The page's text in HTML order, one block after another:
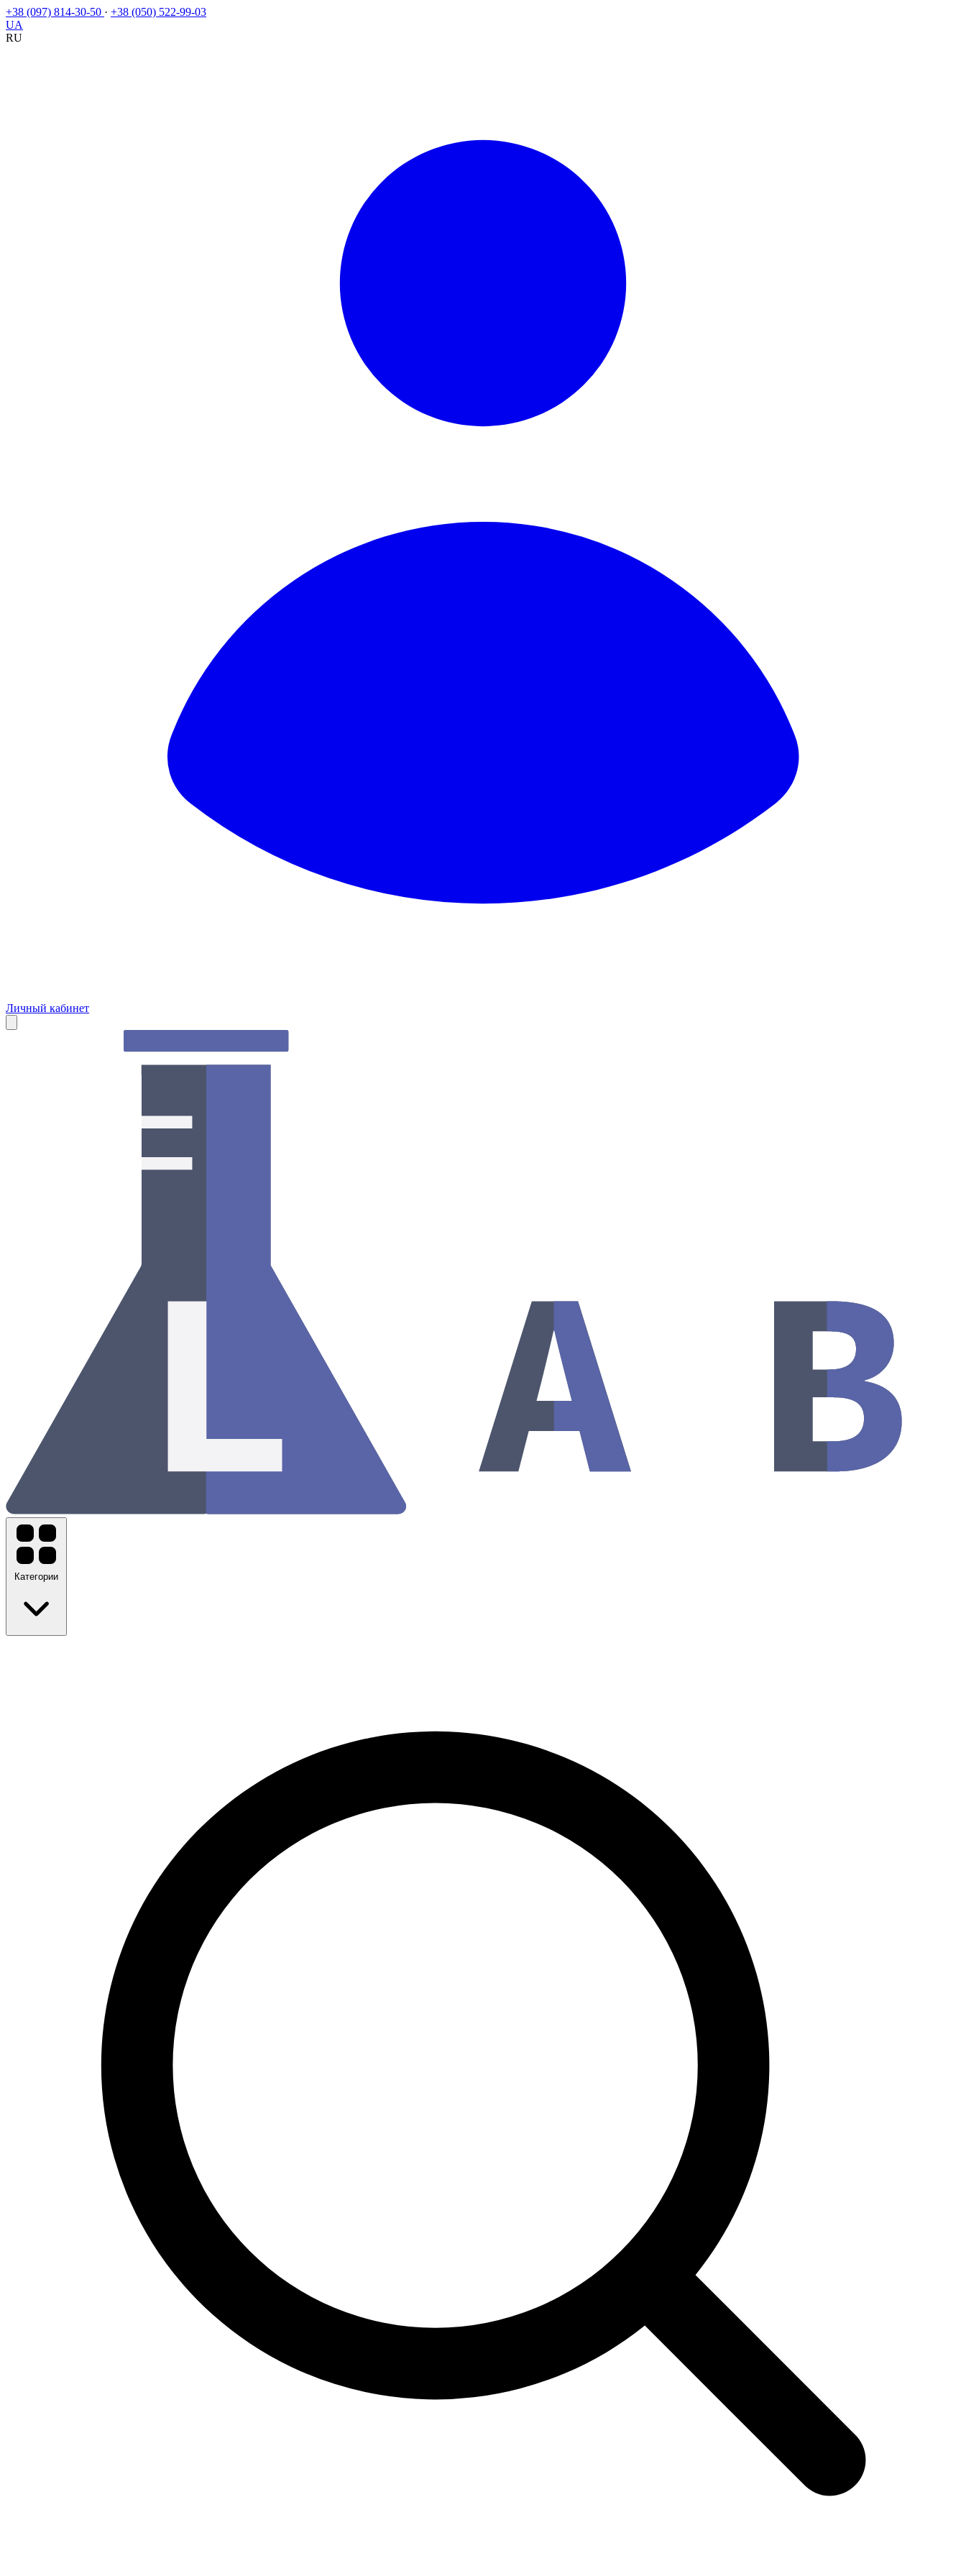
+38 (097) 814-30-50 · +38 (050) 522-99-03
UA
RU
Личный кабинет
Категории